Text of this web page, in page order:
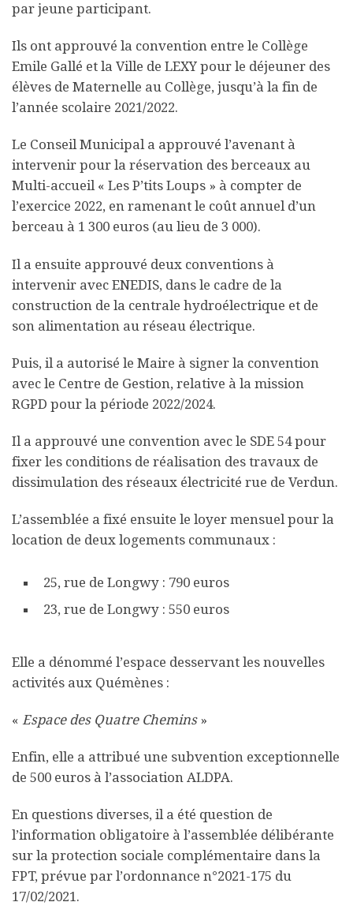
par jeune participant.
Ils ont approuvé la convention entre le Collège
Emile Gallé et la Ville de LEXY pour le déjeuner des
élèves de Maternelle au Collège, jusqu’à la fin de
l’année scolaire 2021/2022.
Le Conseil Municipal a approuvé l’avenant à
intervenir pour la réservation des berceaux au
Multi-accueil « Les P’tits Loups » à compter de
l’exercice 2022, en ramenant le coût annuel d’un
berceau à 1 300 euros (au lieu de 3 000).
Il a ensuite approuvé deux conventions à
intervenir avec ENEDIS, dans le cadre de la
construction de la centrale hydroélectrique et de
son alimentation au réseau électrique.
Puis, il a autorisé le Maire à signer la convention
avec le Centre de Gestion, relative à la mission
RGPD pour la période 2022/2024.
Il a approuvé une convention avec le SDE 54 pour
fixer les conditions de réalisation des travaux de
dissimulation des réseaux électricité rue de Verdun.
L’assemblée a fixé ensuite le loyer mensuel pour la
location de deux logements communaux :
25, rue de Longwy : 790 euros
23, rue de Longwy : 550 euros
Elle a dénommé l’espace desservant les nouvelles
activités aux Quémènes :
« Espace des Quatre Chemins»
Enfin, elle a attribué une subvention exceptionnelle
de 500 euros à l’association ALDPA.
En questions diverses, il a été question de
l’information obligatoire à l’assemblée délibérante
sur la protection sociale complémentaire dans la
FPT, prévue par l’ordonnance n°2021-175 du
17/02/2021.